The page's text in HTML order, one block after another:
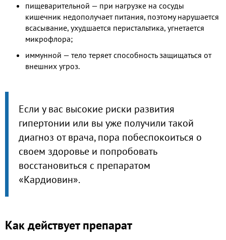
пищеварительной — при нагрузке на сосуды
кишечник недополучает питания, поэтому нарушается
всасывание, ухудшается перистальтика, угнетается
микрофлора;
иммунной — тело теряет способность защищаться от
внешних угроз.
Если у вас высокие риски развития
гипертонии или вы уже получили такой
диагноз от врача, пора побеспокоиться о
своем здоровье и попробовать
восстановиться с препаратом
«Кардиовин».
Как действует препарат